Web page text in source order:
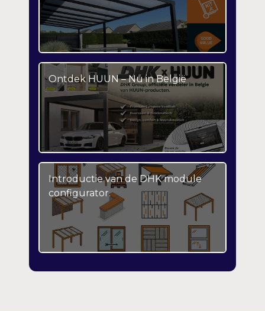
Ontdek HUUN – Nu in België
Introductie van de DHK module
configurator.